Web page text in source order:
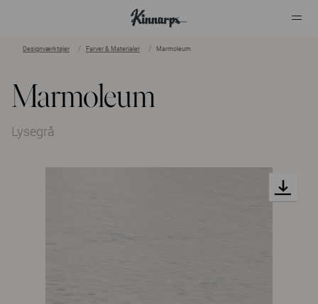
Designværktøjer Farver & Materialer Marmoleum
Marmoleum
Lysegrå